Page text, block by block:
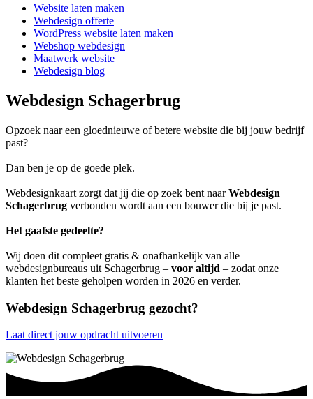
Website laten maken
Webdesign offerte
WordPress website laten maken
Webshop webdesign
Maatwerk website
Webdesign blog
Webdesign Schagerbrug
Opzoek naar een gloednieuwe of betere website die bij jouw bedrijf
past?
Dan ben je op de goede plek.
Webdesignkaart zorgt dat jij die op zoek bent naarWebdesign
Schagerbrug verbonden wordt aan een bouwer die bij je past.
Het gaafste gedeelte?
Wij doen dit compleet gratis & onafhankelijk van alle
webdesignbureaus uit Schagerbrug – voor altijd – zodat onze
klanten het beste geholpen worden in 2026 en verder.
Webdesign Schagerbrug gezocht?
Laat direct jouw opdracht uitvoeren